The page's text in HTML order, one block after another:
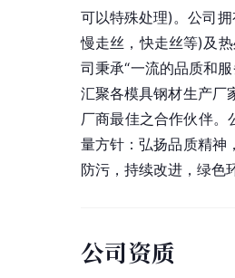
可以特殊处理)。公司
慢走丝，快走丝等)及
司秉承“一流的品质和
汇聚各模具钢材生产厂
厂商最佳之合作伙伴。
量方针：弘扬品质精神
防污，持续改进，绿色
公司资质